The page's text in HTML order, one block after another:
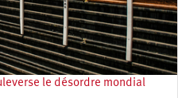
le désordre mondial